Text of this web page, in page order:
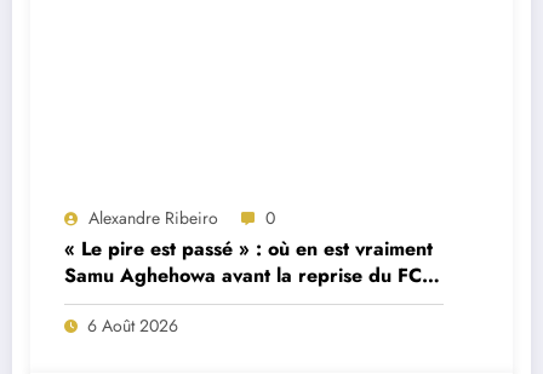
Alexandre Ribeiro 0
« Le pire est passé » : où en est vraiment
Samu Aghehowa avant la reprise du FC
Porto ?
6 Août 2026